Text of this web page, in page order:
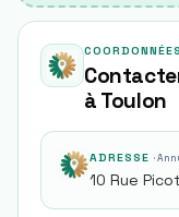
COORDONNÉES
à Toulon
ADRESSE·
10 Rue